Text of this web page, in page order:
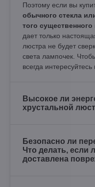
Поэтому если вы
обычного стекла
того
дает только
люстра не будет
света лампочек.
всегда
Высокое ли
хрустальной
Безопасно ли
Что делать, если
доставлена